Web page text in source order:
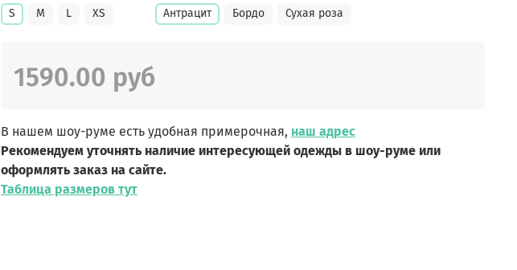
S M L XS Антрацит Бордо Сухая роза
1590.00 руб
В нашем шоу-руме есть удобная примерочная, наш адрес
Рекомендуем уточнять наличие интересующей одежды в шоу-руме или
оформлять заказ на сайте.
Таблица размеров тут